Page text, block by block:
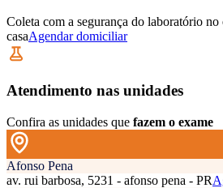
Coleta com a segurança do laboratório no
casaAgendar domiciliar
Atendimento nas unidades
Confira as unidades que fazem o exame
Afonso Pena
av. rui barbosa, 5231 - afonso pena - PR